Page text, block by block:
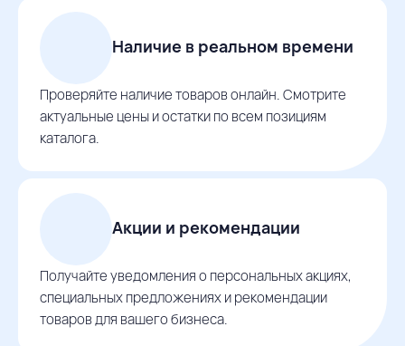
Наличие в реальном времени
Проверяйте наличие товаров онлайн. Смотрите
актуальные цены и остатки по всем позициям
каталога.
Акции и рекомендации
Получайте уведомления о персональных акциях,
специальных предложениях и рекомендации
товаров для вашего бизнеса.